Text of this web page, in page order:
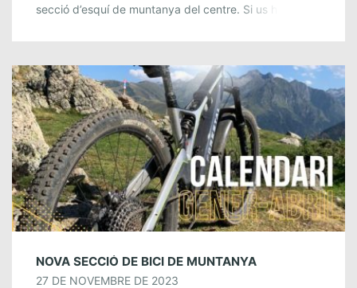
secció d’esquí de muntanya del centre. Si us hi voleu
NOVA SECCIÓ DE BICI DE MUNTANYA
27 DE NOVEMBRE DE 2023